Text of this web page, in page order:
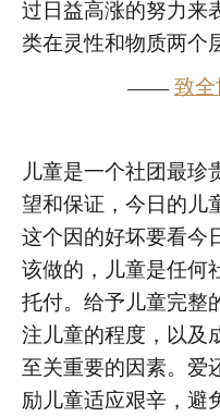
过日益高涨的努力来
类在灵性和物质两个
——致
儿童是一个社团最珍
望和保证，今日的儿
这个因的好坏要看今
该做的，儿童是任何
托付。给予儿童完整
注儿童的程度，以及
至关重要的因素。爱
励儿童适应艰辛，避